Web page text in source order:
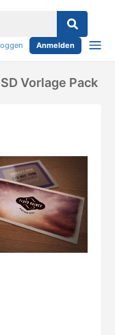
Anmelden
Vorlage Pack